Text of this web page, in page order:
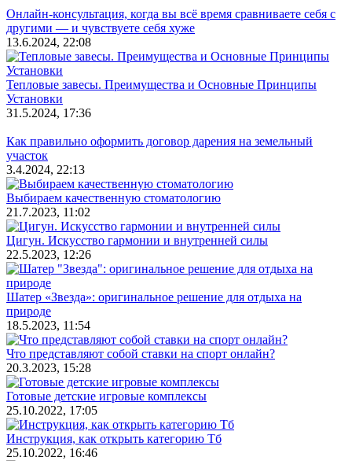
Онлайн-консультация, когда вы всё время сравниваете себя с
другими — и чувствуете себя хуже
13.6.2024, 22:08
Тепловые завесы. Преимущества и Основные Принципы
Установки
31.5.2024, 17:36
Как правильно оформить договор дарения на земельный
участок
3.4.2024, 22:13
Выбираем качественную стоматологию
21.7.2023, 11:02
Цигун. Искусство гармонии и внутренней силы
22.5.2023, 12:26
Шатер «Звезда»: оригинальное решение для отдыха на
природе
18.5.2023, 11:54
Что представляют собой ставки на спорт онлайн?
20.3.2023, 15:28
Готовые детские игровые комплексы
25.10.2022, 17:05
Инструкция, как открыть категорию Тб
25.10.2022, 16:46